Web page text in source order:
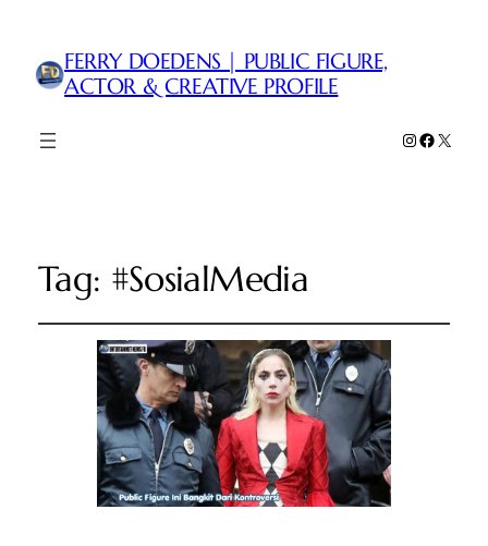
FERRY DOEDENS | PUBLIC FIGURE,
ACTOR & CREATIVE PROFILE
Instagram
Facebook
X
Tag: #SosialMedia